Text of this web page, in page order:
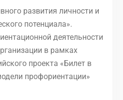
развития личности и
потенциала».
деятельности
в рамках
проекта «Билет в
профориентации»